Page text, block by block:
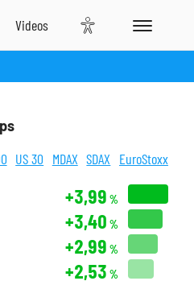
US 30 MDAX SDAX EuroStoxx
+3,99 %
+3,40 %
+2,99 %
+2,53 %